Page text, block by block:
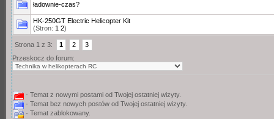
ładownie-czas?
HK-250GT Electric Helicopter Kit
(Stron: 1 2)
Strona 1 z 3: 1 2
3
Przeskocz do forum:
- Temat z nowymi postami od Twojej ostatniej wizyty.
- Temat bez nowych postów od Twojej ostatniej wizyty.
- Temat zablokowany.